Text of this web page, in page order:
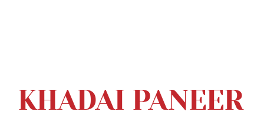
KHADAI PANEER